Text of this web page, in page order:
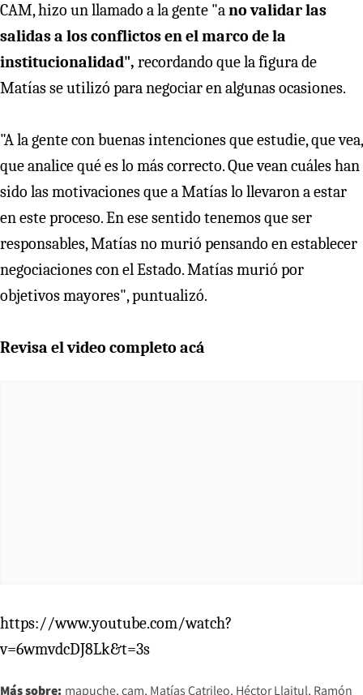
CAM, hizo un llamado a la gente "ano validar las
salidas a los conflictos en el marco de la
institucionalidad", recordando que la figura de
Matías se utilizó para negociar en algunas ocasiones.
"A la gente con buenas intenciones que estudie, que vea,
que analice qué es lo más correcto. Que vean cuáles han
sido las motivaciones que a Matías lo llevaron a estar
en este proceso. En ese sentido tenemos que ser
responsables, Matías no murió pensando en establecer
negociaciones con el Estado. Matías murió por
objetivos mayores", puntualizó.
Revisa el video completo acá
https://www.youtube.com/watch?
v=6wmvdcDJ8Lk&t=3s
Más sobre: mapuche cam Matías Catrileo Héctor Llaitul Ramón